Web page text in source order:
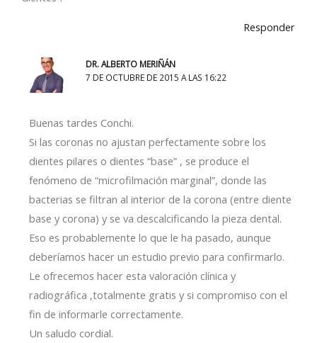
Responder
DR. ALBERTO MERIÑÁN
7 DE OCTUBRE DE 2015 A LAS 16:22
Buenas tardes Conchi.
Si las coronas no ajustan perfectamente sobre los
dientes pilares o dientes “base” , se produce el
fenómeno de “microfilmación marginal”, donde las
bacterias se filtran al interior de la corona (entre diente
base y corona) y se va descalcificando la pieza dental.
Eso es probablemente lo que le ha pasado, aunque
deberíamos hacer un estudio previo para confirmarlo.
Le ofrecemos hacer esta valoración clínica y
radiográfica ,totalmente gratis y si compromiso con el
fin de informarle correctamente.
Un saludo cordial.